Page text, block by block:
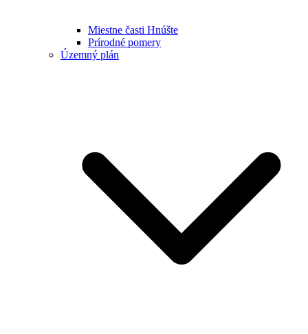
Miestne časti Hnúšte
Prírodné pomery
Územný plán